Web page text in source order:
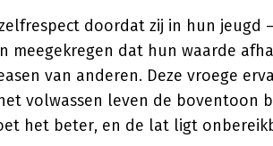
doordat zij in hun jeugd
meegekregen dat hun waarde
van anderen. Deze vroege
volwassen leven de boventoon
het beter, en de lat ligt